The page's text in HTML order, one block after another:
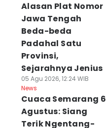
Alasan Plat Nomor
Jawa Tengah
Beda-beda
Padahal Satu
Provinsi,
Sejarahnya Jenius
05 Agu 2026, 12:24 WIB
News
Cuaca Semarang 6
Agustus: Siang
Terik Ngentang-